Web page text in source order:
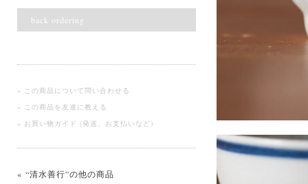
back ordering
» この商品について問い合わせる
» この商品を友達に教える
» お買い物ガイド (発送、お支払いなど)
« “清水善行”の他の商品